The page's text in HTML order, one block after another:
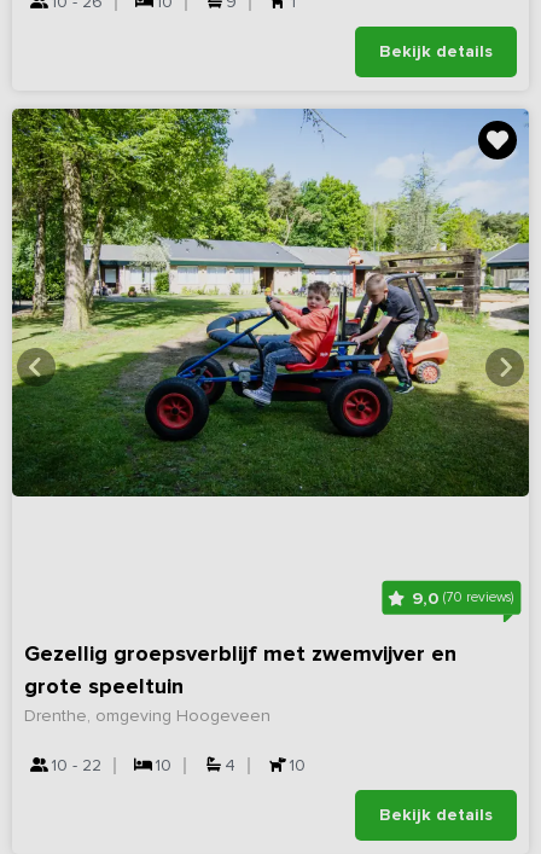
Bekijk details
9,0 (70 reviews)
Gezellig groepsverblijf met zwemvijver en
grote speeltuin
Drenthe, omgeving Hoogeveen
10 - 22 10 4 10
Bekijk details